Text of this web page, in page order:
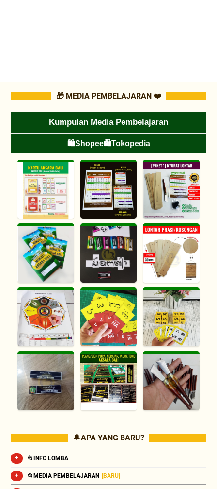
🎁 MEDIA PEMBELAJARAN ❤️
Kumpulan Media Pembelajaran
🛍️Shopee🛍️Tokopedia
🔔 APA YANG BARU?
📂INFO LOMBA
📂MEDIA PEMBELAJARAN [BARU]